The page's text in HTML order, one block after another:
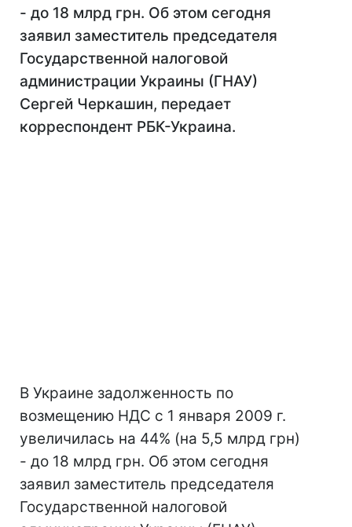
- до 18 млрд грн. Об этом сегодня
заявил заместитель председателя
Государственной налоговой
администрации Украины (ГНАУ)
Сергей Черкашин, передает
корреспондент РБК-Украина.
В Украине задолженность по
возмещению НДС с 1 января 2009 г.
увеличилась на 44% (на 5,5 млрд грн)
- до 18 млрд грн. Об этом сегодня
заявил заместитель председателя
Государственной налоговой